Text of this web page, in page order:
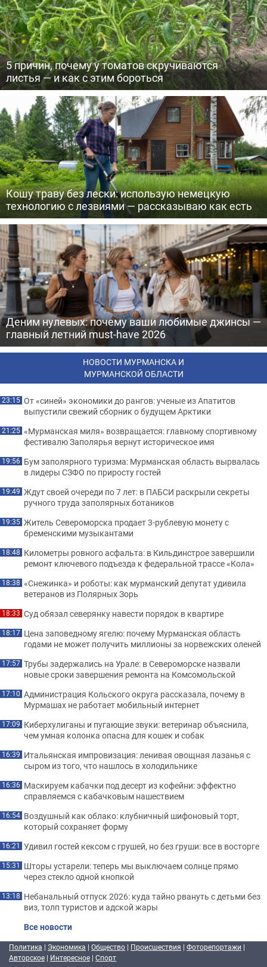
5 причин, почему у томатов скручиваются
листья — и как с этим бороться
Кошу траву без лески: использую немецкую
технологию с лезвиями — рассказываю как есть
Деним нулевых: почему ваши любимые джинсы —
главный летний must-have 2026
НОВОСТИ МУРМАНСКА И
МУРМАНСКОЙ ОБЛАСТИ
23:15 От «синей» экономики до рангов: ученые из Апатитов
выпустили свежий сборник о будущем Арктики
21:25 «Мурманская миля» возвращается: главному спортивному
фестивалю Заполярья вернут историческое имя
19:56 Бум заполярного туризма: Мурманская область вырвалась
в лидеры СЗФО по приросту гостей
19:49 Ждут своей очереди по 7 лет: в ПАБСИ раскрыли секреты
ручного труда заполярных ботаников
19:35 Житель Североморска продает 3-рублевую монету с
бременскими музыкантами
18:48 Километры ровного асфальта: в Кильдинстрое завершили
ремонт ключевого подъезда к федеральной трассе «Кола»
18:38 «Снежинка» и роботы: как мурманский депутат удивила
ветеранов из Полярных Зорь
18:33 Суд обязал северянку навести порядок в квартире
18:17 Цена заповедному ягелю: почему Мурманская область
годами не может получить миллионы за норвежских оленей
17:57 Трубы задержались на Урале: в Североморске назвали
новые сроки завершения ремонта на Комсомольской
17:10 Администрация Кольского округа рассказала, почему в
Мурмашах не работает мобильный интернет
17:09 Киберхулиганы и пугающие звуки: ветеринар объяснила,
чем умная колонка опасна для кошек и собак
16:39 Итальянская импровизация: ленивая овощная лазанья с
сыром из того, что нашлось в холодильнике
16:36 Маскируем кабачки под десерт из кофейни: эффектно
справляемся с кабачковым нашествием
16:54 Воздушный как облако: клубничный шифоновый торт,
который сохраняет форму
16:21 Удивил гостей кексом с грушей, но без груши: все в восторге
15:31 Шторы устарели: теперь мы выключаем солнце прямо
через стекло одной кнопкой
13:18 Небанальный отпуск 2026: куда тайно рвануть с детьми без
виз, толп туристов и адской жары
Все новости
Политика | Экономика | Общество | Происшествия | Фоторепортажи |
Авторское | Интересное | Спорт